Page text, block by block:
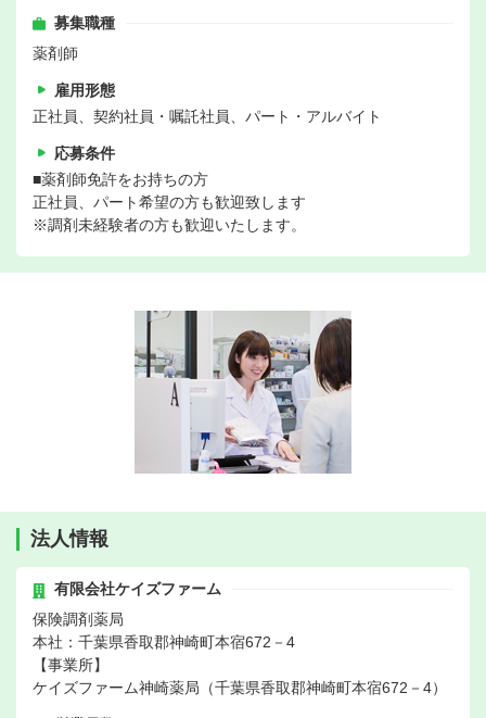
募集職種
薬剤師
雇用形態
正社員、契約社員・嘱託社員、パート・アルバイト
応募条件
■薬剤師免許をお持ちの方
正社員、パート希望の方も歓迎致します
※調剤未経験者の方も歓迎いたします。
法人情報
有限会社ケイズファーム
保険調剤薬局
本社：千葉県香取郡神崎町本宿672－4
【事業所】
ケイズファーム神崎薬局（千葉県香取郡神崎町本宿672－4）